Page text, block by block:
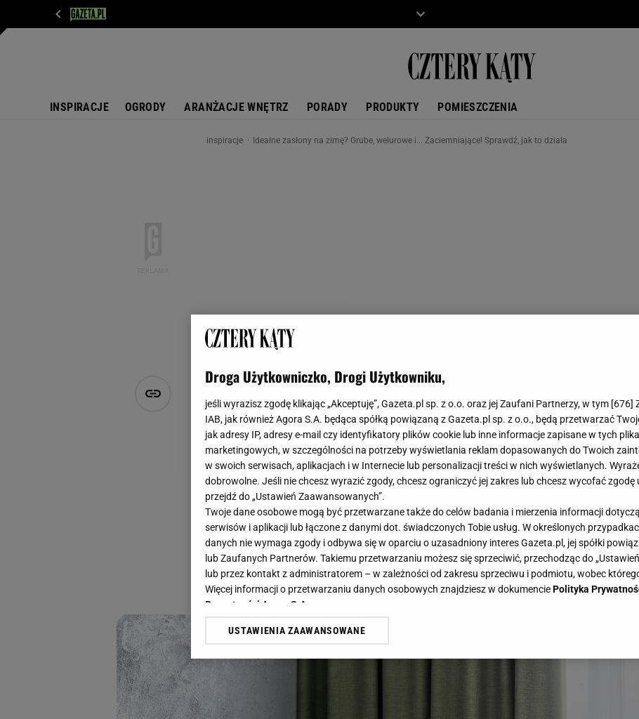
INSPIRACJE OGRODY ARANŻACJE WNĘTRZ PORADY PRODUKTY POMIESZCZENIA
inspiracje Idealne zasłony na zimę? Grube, welurowe i... Zaciemniające! Sprawdź, jak to działa
Idealne zasłony na zimę? Grube, welurowe i...
Zaciemniające! Sprawdź, jak to działa
Anna Chlebus
2 stycznia 2026, 17:58
Zimą dom staje się naszą bezpieczną przystanią - miejscem, w którym
spokój i komfort. Odpowiednio dobrane zasłony potrafią nie tylko odmienić
nadać mu przytulności, ale i pomóc utrzymać ciepło. To dobry moment, by
internetowym sklepie Dekoria trwa właśnie wyprzedaż -20% zniżki na
-10% na te gotowe.
Droga Użytkowniczko, Drogi Użytkowniku,
jeśli wyrazisz zgodę klikając „Akceptuję”, Gazeta.pl sp. z o.o. oraz jej Zaufani Partnerzy, w tym [676]
IAB, jak również Agora S.A. będąca spółką powiązaną z Gazeta.pl sp. z o.o., będą przetwarzać
jak adresy IP, adresy e-mail czy identyfikatory plików cookie lub inne informacje zapisane w tych
marketingowych, w szczególności na potrzeby wyświetlania reklam dopasowanych do Twoich
w swoich serwisach, aplikacjach i w Internecie lub personalizacji treści w nich wyświetlanych.
dobrowolne. Jeśli nie chcesz wyrazić zgody, chcesz ograniczyć jej zakres lub chcesz wycofać zgodę
przejdź do „Ustawień Zaawansowanych”.
Twoje dane osobowe mogą być przetwarzane także do celów badania i mierzenia informacji
serwisów i aplikacji lub łączone z danymi dot. świadczonych Tobie usług. W określonych
danych nie wymaga zgody i odbywa się w oparciu o uzasadniony interes Gazeta.pl, jej spółki
lub Zaufanych Partnerów. Takiemu przetwarzaniu możesz się sprzeciwić, przechodząc do
lub przez kontakt z administratorem – w zależności od zakresu sprzeciwu i podmiotu, wobec
Więcej informacji o przetwarzaniu danych osobowych znajdziesz w dokumenciePolityka
Prywatności Agora S.A.
Klikając „Akceptuję” wyrażasz też zgodę na zainstalowanie i przechowywanie plików cookie
dotyczące plików cookie, wywołując narzędzie do zarządzania twoimi preferencjami dot.
USTAWIENIA ZAAWANSOWANE